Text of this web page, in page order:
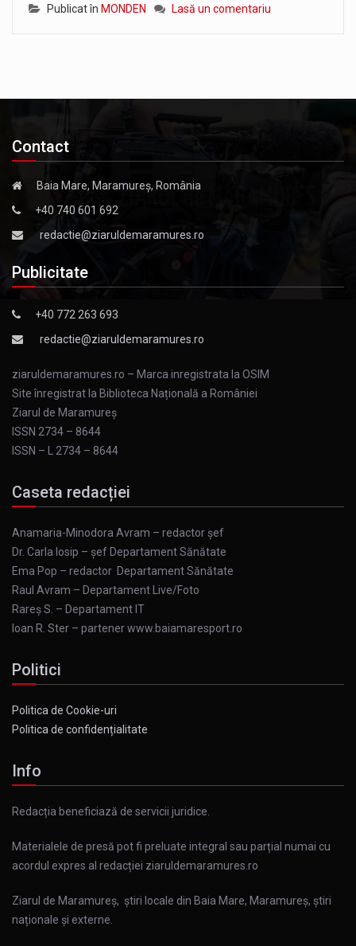
Publicat în MONDEN Lasă un comentariu
Contact
Baia Mare, Maramureș, România
+40 740 601 692
redactie@ziaruldemaramures.ro
Publicitate
+40 772 263 693
redactie@ziaruldemaramures.ro
ziaruldemaramures.ro – Marca inregistrata la OSIM
Site înregistrat la Biblioteca Națională a României
Ziarul de Maramureş
ISSN 2734 – 8644
ISSN – L 2734 – 8644
Caseta redacției
Anamaria-Minodora Avram – redactor șef
Dr. Carla Iosip – șef Departament Sănătate
Ema Pop – redactor Departament Sănătate
Raul Avram – Departament Live/Foto
Rareș S. – Departament IT
Ioan R. Ster – partener www.baiamaresport.ro
Politici
Politica de Cookie-uri
Politica de confidențialitate
Info
Redacția beneficiază de servicii juridice.
Materialele de presă pot fi preluate integral sau parțial numai cu
acordul expres al redacției ziaruldemaramures.ro
Ziarul de Maramureș, știri locale din Baia Mare, Maramureș, știri
naționale și externe.